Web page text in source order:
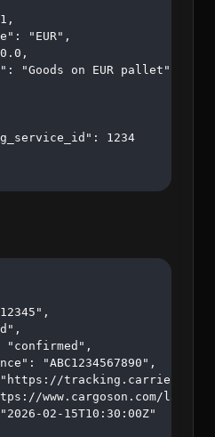
"EUR",
"Goods on EUR pallet"
1234
"confirmed",
"ABC1234567890",
www.cargoson.com/
02-15T10:30:00Z"